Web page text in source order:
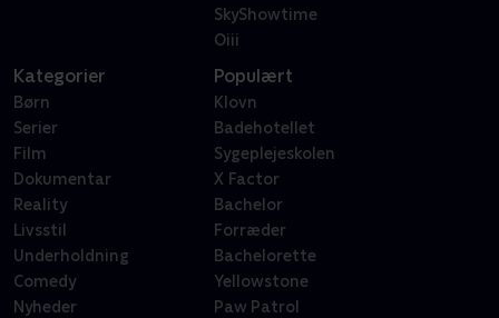
SkyShowtime
Oiii
Kategorier
Børn
Serier
Film
Dokumentar
Reality
Livsstil
Underholdning
Comedy
Nyheder
Populært
Klovn
Badehotellet
Sygeplejeskolen
X Factor
Bachelor
Forræder
Bachelorette
Yellowstone
Paw Patrol